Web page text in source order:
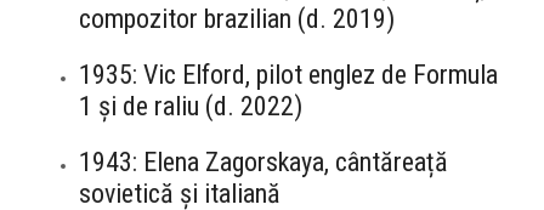
compozitor brazilian (d. 2019)
1935: Vic Elford, pilot englez de Formula
1 și de raliu (d. 2022)
1943: Elena Zagorskaya, cântăreață
sovietică și italiană